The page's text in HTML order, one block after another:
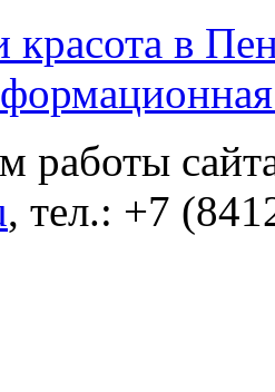
красота в
работы
, тел.: +7